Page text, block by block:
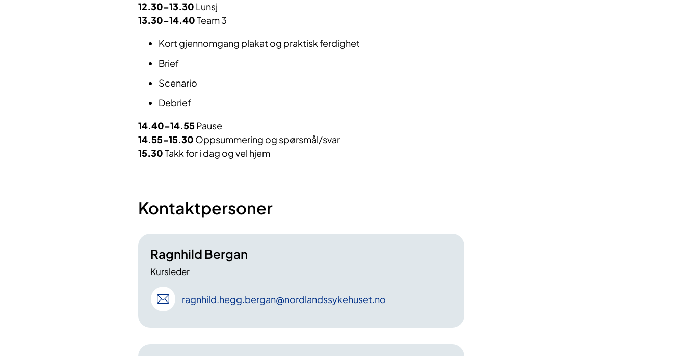
12.30-13.30 Lunsj
13.30-14.40Team 3
Kort gjennomgang plakat og praktisk ferdighet
Brief
Scenario
Debrief
14.40-14.55Pause
14.55-15.30 Oppsummering og spørsmål/svar
15.30Takk for i dag og vel hjem
Kontaktpersoner
Ragnhild Bergan
Kursleder
ragnhild.hegg.bergan@nordlandssykehuset.no